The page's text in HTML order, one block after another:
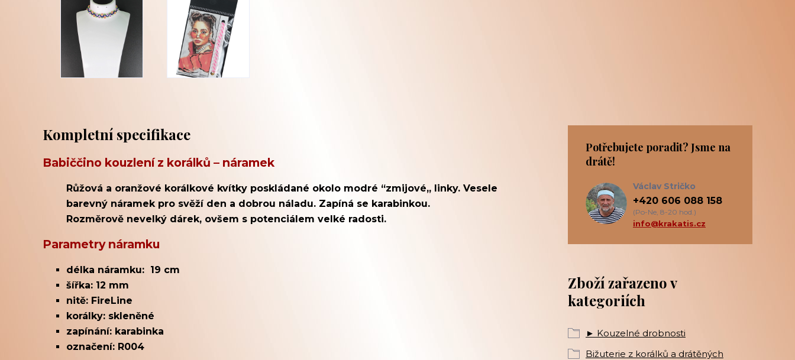
Kompletní specifikace
Babiččino kouzlení z korálků – náramek
Růžová a oranžové korálkové kvítky poskládané okolo modré “zmijové„ linky. Vesele
barevný náramek pro svěží den a dobrou náladu. Zapíná se karabinkou.
Rozměrově nevelký dárek, ovšem s potenciálem velké radosti.
Parametry náramku
délka náramku: 19 cm
šířka: 12 mm
nitě: FireLine
korálky: skleněné
zapínání: karabinka
označení: R004
Zboží zařazeno v
kategoriích
► Kouzelné drobnosti
Bižuterie z korálků a drátěných
Potřebujete poradit? Jsme na
drátě!
Václav Stričko
+420 606 088 158
(Po-Ne, 8-20 hod.)
info@krakatis.cz